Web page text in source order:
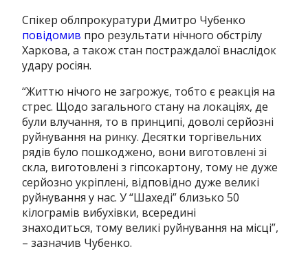
Спікер облпрокуратури Дмитро Чубенко
повідомив про результати нічного обстрілу
Харкова, а також стан постраждалої внаслідок
удару росіян.
“Життю нічого не загрожує, тобто є реакція на
стрес. Щодо загального стану на локаціях, де
були влучання, то в принципі, доволі серйозні
руйнування на ринку. Десятки торгівельних
рядів було пошкоджено, вони виготовлені зі
скла, виготовлені з гіпсокартону, тому не дуже
серйозно укріплені, відповідно дуже великі
руйнування у нас. У “Шахеді” близько 50
кілограмів вибухівки, всередині
знаходиться, тому великі руйнування на місці”,
– зазначив Чубенко.